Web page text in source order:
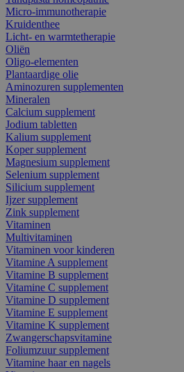
Micro-immunotherapie
Kruidenthee
Licht- en warmtetherapie
Oliën
Oligo-elementen
Plantaardige olie
Aminozuren supplementen
Mineralen
Calcium supplement
Jodium tabletten
Kalium supplement
Koper supplement
Magnesium supplement
Selenium supplement
Silicium supplement
Ijzer supplement
Zink supplement
Vitaminen
Multivitaminen
Vitaminen voor kinderen
Vitamine A supplement
Vitamine B supplement
Vitamine C supplement
Vitamine D supplement
Vitamine E supplement
Vitamine K supplement
Zwangerschapsvitamine
Foliumzuur supplement
Vitamine haar en nagels